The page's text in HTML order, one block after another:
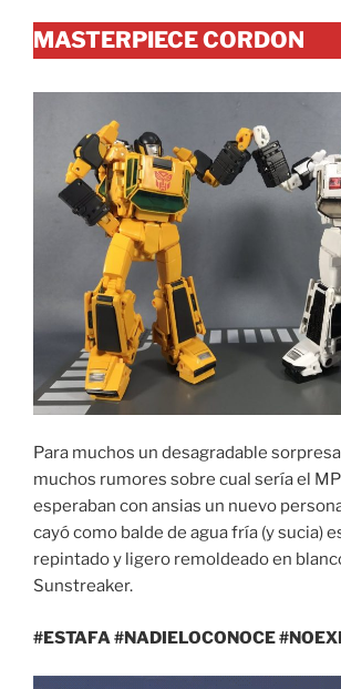
MASTERPIECE CORDON
Para muchos un desagradable
muchos rumores sobre cual sería el
esperaban con ansias un nuevo
cayó como balde de agua fría (y sucia)
repintado y ligero remoldeado en
Sunstreaker.
#ESTAFA #NADIELOCONOCE